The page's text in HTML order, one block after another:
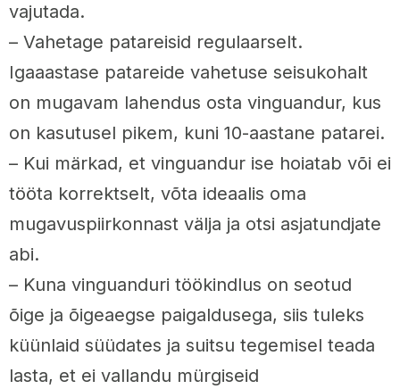
vajutada.
– Vahetage patareisid regulaarselt.
Igaaastase patareide vahetuse seisukohalt
on mugavam lahendus osta vinguandur, kus
on kasutusel pikem, kuni 10-aastane patarei.
– Kui märkad, et vinguandur ise hoiatab või ei
tööta korrektselt, võta ideaalis oma
mugavuspiirkonnast välja ja otsi asjatundjate
abi.
– Kuna vinguanduri töökindlus on seotud
õige ja õigeaegse paigaldusega, siis tuleks
küünlaid süüdates ja suitsu tegemisel teada
lasta, et ei vallandu mürgiseid